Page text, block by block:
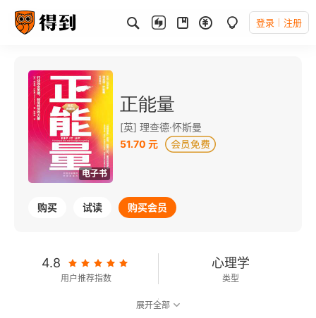
登录 注册
电子书
正能量
[英] 理查德·怀斯曼
51.70 元
购买 试读 购买会员
4.8
用户推荐指数
心理学
类型
展开全部